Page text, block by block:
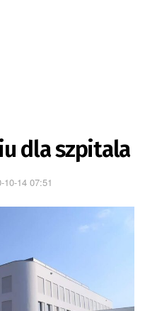
dla szpitala
10-14 07:51